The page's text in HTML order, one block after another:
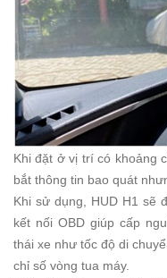
Khi đặt ở vị trí có khoảng
bắt thông tin bao quát
Khi sử dụng, HUD H1 sẽ
kết nối OBD giúp cấp
thái xe như tốc độ di
chỉ số vòng tua máy.